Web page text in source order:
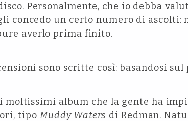
Personalmente, che io debba
concedo un certo numero di ascolti:
averlo prima finito.
sono scritte così: basandosi sul
moltissimi album che la gente ha
tipo Muddy Waters di Redman.